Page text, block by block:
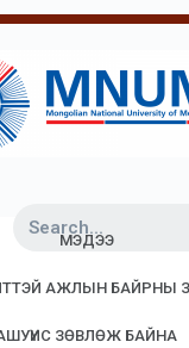
МЭДЭЭ
АЖЛЫН БАЙРНЫ
ЗӨВЛӨЖ БАЙНА